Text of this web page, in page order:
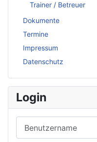
Trainer / Betreuer
Dokumente
Termine
Impressum
Datenschutz
Login